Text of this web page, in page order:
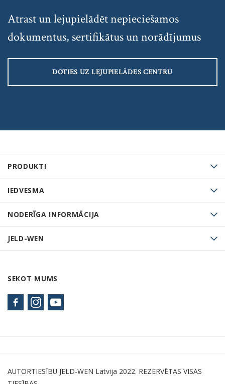
PRODUKTI
IEDVESMA
NODERĪGA INFORMĀCIJA
JELD-WEN
SEKOT MUMS
Atrast un lejupielādēt nepieciešamos
dokumentus, sertifikātus un norādījumus
DOTIES UZ LEJUPIELĀDES CENTRU
AUTORTIESĪBU JELD-WEN Latvija 2022. REZERVĒTAS VISAS